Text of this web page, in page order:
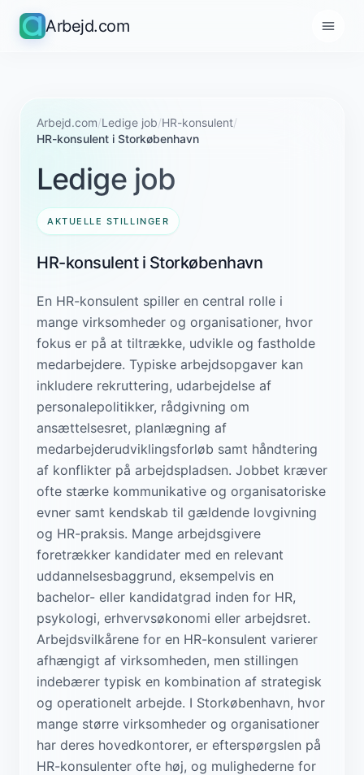
Arbejd.com
Arbejd.com/Ledige job/HR-konsulent/
HR-konsulent i Storkøbenhavn
Ledige job
AKTUELLE STILLINGER
HR-konsulent i Storkøbenhavn
En HR-konsulent spiller en central rolle i
mange virksomheder og organisationer, hvor
fokus er på at tiltrække, udvikle og fastholde
medarbejdere. Typiske arbejdsopgaver kan
inkludere rekruttering, udarbejdelse af
personalepolitikker, rådgivning om
ansættelsesret, planlægning af
medarbejderudviklingsforløb samt håndtering
af konflikter på arbejdspladsen. Jobbet kræver
ofte stærke kommunikative og organisatoriske
evner samt kendskab til gældende lovgivning
og HR-praksis. Mange arbejdsgivere
foretrækker kandidater med en relevant
uddannelsesbaggrund, eksempelvis en
bachelor- eller kandidatgrad inden for HR,
psykologi, erhvervsøkonomi eller arbejdsret.
Arbejdsvilkårene for en HR-konsulent varierer
afhængigt af virksomheden, men stillingen
indebærer typisk en kombination af strategisk
og operationelt arbejde. I Storkøbenhavn, hvor
mange større virksomheder og organisationer
har deres hovedkontorer, er efterspørgslen på
HR-konsulenter ofte høj, og mulighederne for